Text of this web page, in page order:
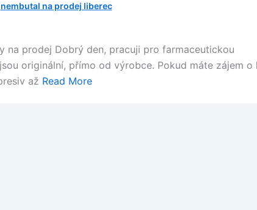
nembutal na prodej liberec
na prodej Dobrý den, pracuji pro farmaceutickou
originální, přímo od výrobce. Pokud máte zájem o
až Read More